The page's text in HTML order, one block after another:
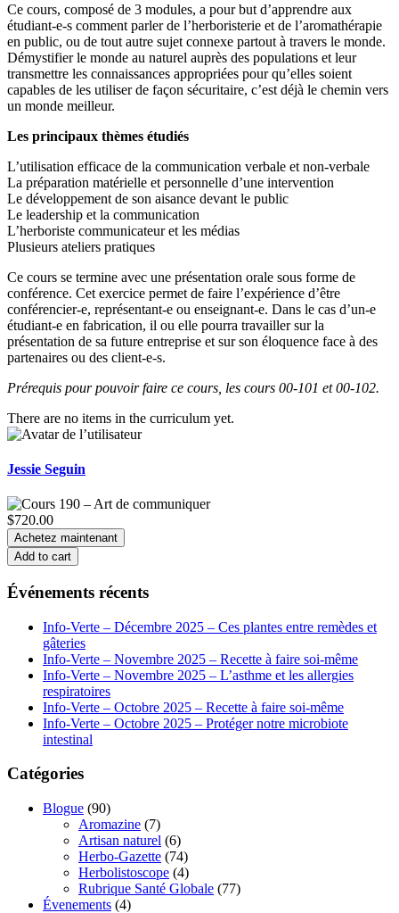
Ce cours, composé de 3 modules, a pour but d’apprendre aux
étudiant-e-s comment parler de l’herboristerie et de l’aromathérapie
en public, ou de tout autre sujet connexe partout à travers le monde.
Démystifier le monde au naturel auprès des populations et leur
transmettre les connaissances appropriées pour qu’elles soient
capables de les utiliser de façon sécuritaire, c’est déjà le chemin vers
un monde meilleur.
Les principaux thèmes étudiés
L’utilisation efficace de la communication verbale et non-verbale
La préparation matérielle et personnelle d’une intervention
Le développement de son aisance devant le public
Le leadership et la communication
L’herboriste communicateur et les médias
Plusieurs ateliers pratiques
Ce cours se termine avec une présentation orale sous forme de
conférence. Cet exercice permet de faire l’expérience d’être
conférencier-e, représentant-e ou enseignant-e. Dans le cas d’un-e
étudiant-e en fabrication, il ou elle pourra travailler sur la
présentation de sa future entreprise et sur son éloquence face à des
partenaires ou des client-e-s.
Prérequis pour pouvoir faire ce cours, les cours 00-101 et 00-102.
There are no items in the curriculum yet.
Jessie Seguin
$720.00
Achetez maintenant
Add to cart
Événements récents
Info-Verte – Décembre 2025 – Ces plantes entre remèdes et
gâteries
Info-Verte – Novembre 2025 – Recette à faire soi-même
Info-Verte – Novembre 2025 – L’asthme et les allergies
respiratoires
Info-Verte – Octobre 2025 – Recette à faire soi-même
Info-Verte – Octobre 2025 – Protéger notre microbiote
intestinal
Catégories
Blogue (90)
Aromazine (7)
Artisan naturel (6)
Herbo-Gazette (74)
Herbolistoscope (4)
Rubrique Santé Globale (77)
Évenements (4)